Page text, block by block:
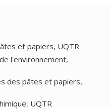
et papiers, UQTR
l'environnement,
des pâtes et papiers,
UQTR